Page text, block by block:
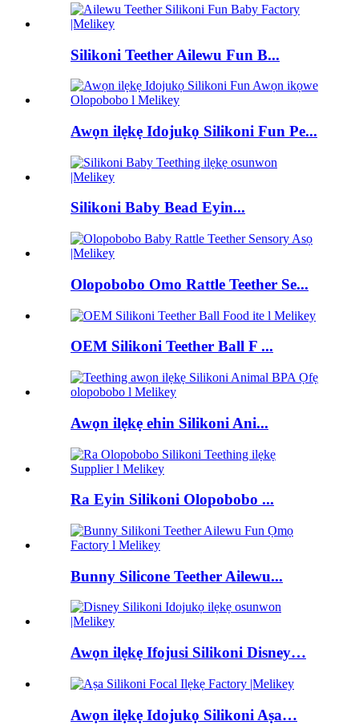
Silikoni Teether Ailewu Fun B...
Awọn ilẹkẹ Idojukọ Silikoni Fun Pe...
Silikoni Baby Bead Eyin...
Olopobobo Omo Rattle Teether Se...
OEM Silikoni Teether Ball F ...
Awọn ilẹkẹ ehin Silikoni Ani...
Ra Eyin Silikoni Olopobobo ...
Bunny Silicone Teether Ailewu...
Awọn ilẹkẹ Ifojusi Silikoni Disney…
Awọn ilẹkẹ Idojukọ Silikoni Aṣa…